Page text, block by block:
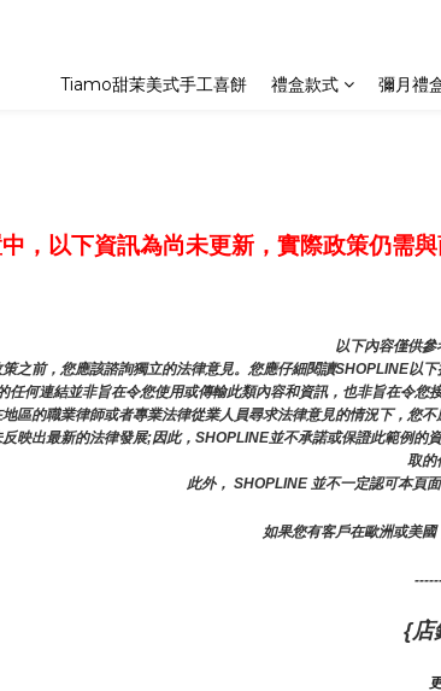
Tiamo甜茉美式手工喜餅 禮盒款式 彌月禮
，以下資訊為尚未更新，實際政策仍需與
以下內容僅供參
之前，您應該諮詢獨立的法律意見。您應仔細閱讀SHOPLINE以
任何連結並非旨在令您使用或傳輸此類內容和資訊，也非旨在令
區的職業律師或者專業法律從業人員尋求法律意見的情況下，您
映出最新的法律發展;因此，SHOPLINE並不承諾或保證此範例
取的
此外， SHOPLINE 並不一定認可本頁
如果您有客戶在歐洲或美國
{店